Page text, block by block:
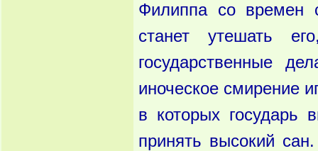
Филиппа со времен
станет утешать
государственные
иноческое смирение
в которых государь
принять высокий